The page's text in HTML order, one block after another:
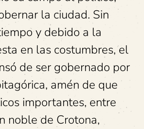
la ciudad. Sin
y debido a la
en las costumbres, el
de ser gobernado por
amén de que
importantes, entre
noble de Crotona,